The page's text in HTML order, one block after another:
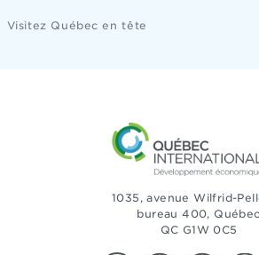
Visitez Québec en tête
1035, avenue Wilfrid-
bureau 400, Québec
QC G1W 0C5